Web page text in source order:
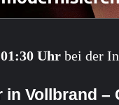
01:30 Uhr bei der
in Vollbrand –